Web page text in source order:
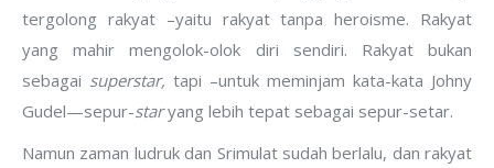
tergolong rakyat –yaitu rakyat tanpa heroisme. Rakyat
yang mahir mengolok-olok diri sendiri. Rakyat bukan
sebagai superstar, tapi –untuk meminjam kata-kata Johny
Gudel—sepur-staryang lebih tepat sebagai sepur-setar.
Namun zaman ludruk dan Srimulat sudah berlalu, dan rakyat